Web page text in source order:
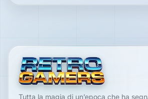
Tutta la magia di un’epoca che ha